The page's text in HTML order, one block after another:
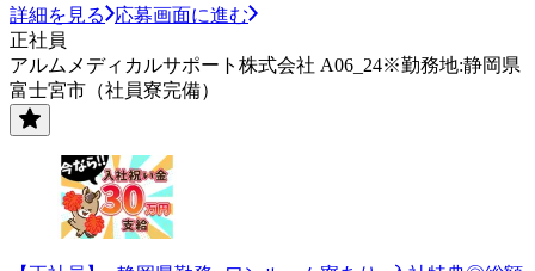
詳細を見る
応募画面に進む
正社員
アルムメディカルサポート株式会社 A06_24※勤務地:静岡県
富士宮市（社員寮完備）